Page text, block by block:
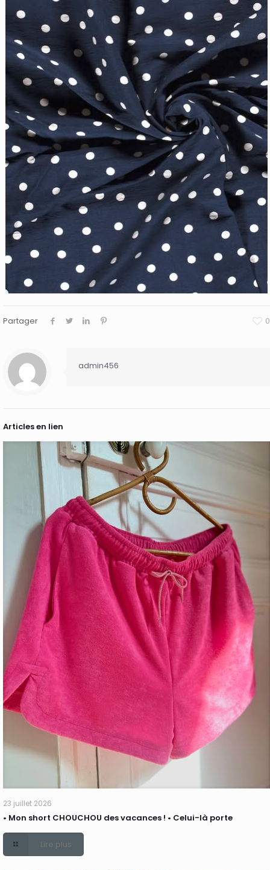
Partager 0
admin456
Articles en lien
23 juillet 2026
• Mon short CHOUCHOU des vacances ! • Celui-là porte
Lire plus